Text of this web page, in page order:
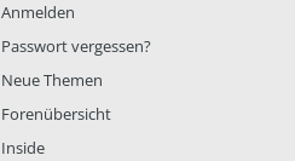
Anmelden
Passwort vergessen?
Neue Themen
Forenübersicht
Inside